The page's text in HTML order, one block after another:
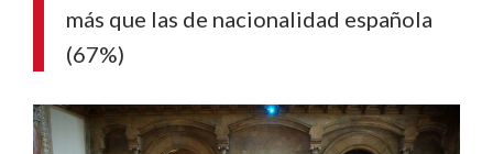
más que las de nacionalidad española
(67%)